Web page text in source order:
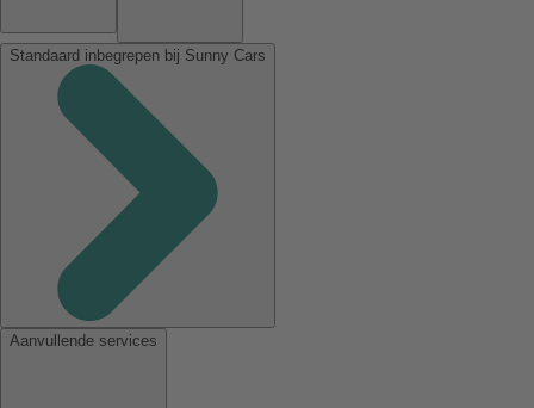
Standaard inbegrepen bij Sunny Cars
Aanvullende services